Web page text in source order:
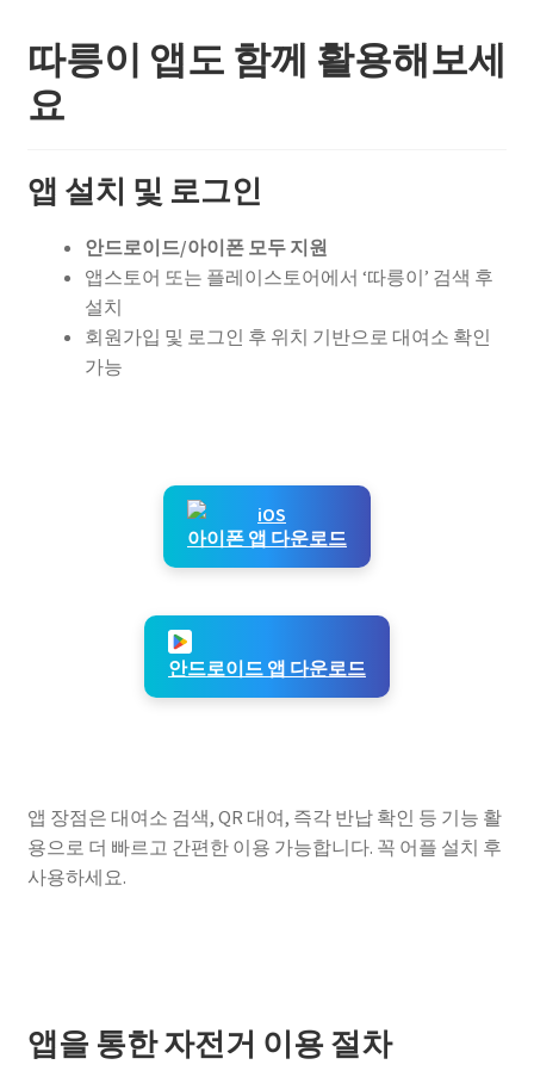
따릉이 앱도 함께 활용해보세
요
앱 설치 및 로그인
안드로이드/아이폰 모두 지원
앱스토어 또는 플레이스토어에서 ‘따릉이’ 검색 후
설치
회원가입 및 로그인 후 위치 기반으로 대여소 확인
가능
아이폰 앱 다운로드
안드로이드 앱 다운로드
앱 장점은 대여소 검색, QR 대여, 즉각 반납 확인 등 기능 활
용으로 더 빠르고 간편한 이용 가능합니다. 꼭 어플 설치 후
사용하세요.
앱을 통한 자전거 이용 절차